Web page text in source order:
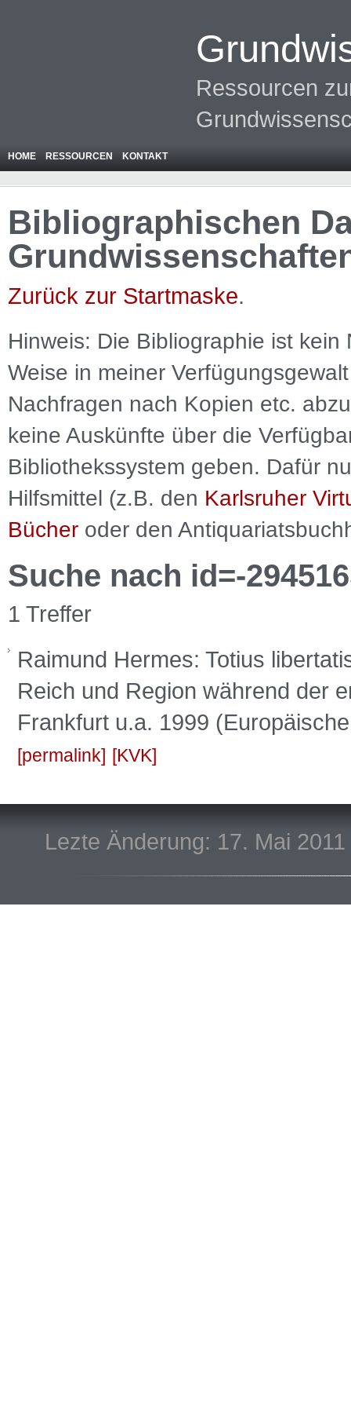
Ressourcen
HOME RESSOURCEN KONTAKT
Bibliographischen
Zurück zur Startmaske.
Hinweis: Die Bibliographie ist kein
Weise in meiner
Nachfragen nach Kopien etc.
keine Auskünfte über die
Bibliothekssystem geben. Dafür
Hilfsmittel (z.B. den Karlsruher
Bücher oder den
Suche nach id=-
1 Treffer
Raimund Hermes: Totius
Reich und Region während der
Frankfurt u.a. 1999
permalink KVK
Lezte Änderung: 17. Mai